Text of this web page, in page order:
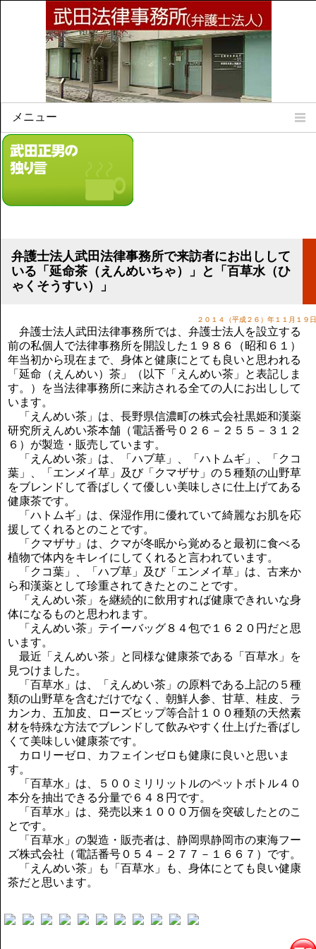
メニュー
Home
所属弁護士
法律相談案内
リンク集
気をつけたい法律のポイント
武田正男の独り言
弁護士法人武田法律事務所で来訪者にお出しして
いる「延命茶（えんめいちゃ）」と「百草水（ひ
ゃくそうすい）」
２０１４（平成２６）年１１月１９日
弁護士法人武田法律事務所では、弁護士法人を設立する
前の私個人で法律事務所を開設した１９８６（昭和６１）
年当初から現在まで、身体と健康にとても良いと思われる
「延命（えんめい）茶」（以下「えんめい茶」と表記しま
す。）を当法律事務所に来訪される全ての人にお出しして
います。
「えんめい茶」は、長野県信濃町の株式会社黒姫和漢薬
研究所えんめい茶本舗（電話番号０２６－２５５－３１２
６）が製造・販売しています。
「えんめい茶」は、「ハブ草」、「ハトムギ」、「クコ
葉」、「エンメイ草」及び「クマザサ」の５種類の山野草
をブレンドして香ばしくて優しい美味しさに仕上げてある
健康茶です。
「ハトムギ」は、保湿作用に優れていて綺麗なお肌を応
援してくれるとのことです。
「クマザサ」は、クマが冬眠から覚めると最初に食べる
植物で体内をキレイにしてくれると言われています。
「クコ葉」、「ハブ草」及び「エンメイ草」は、古来か
ら和漢薬として珍重されてきたとのことです。
「えんめい茶」を継続的に飲用すれば健康できれいな身
体になるものと思われます。
「えんめい茶」テイーバッグ８４包で１６２０円だと思
います。
最近「えんめい茶」と同様な健康茶である「百草水」を
見つけました。
「百草水」は、「えんめい茶」の原料である上記の５種
類の山野草を含むだけでなく、朝鮮人参、甘草、桂皮、ラ
カンカ、五加皮、ローズヒップ等合計１００種類の天然素
材を特殊な方法でブレンドして飲みやすく仕上げた香ばし
くて美味しい健康茶です。
カロリーゼロ、カフェインゼロも健康に良いと思いま
す。
「百草水」は、５００ミリリットルのペットボトル４０
本分を抽出できる分量で６４８円です。
「百草水」は、発売以来１０００万個を突破したとのこ
とです。
「百草水」の製造・販売者は、静岡県静岡市の東海フー
ズ株式会社（電話番号０５４－２７７－１６６７）です。
「えんめい茶」も「百草水」も、身体にとても良い健康
茶だと思います。